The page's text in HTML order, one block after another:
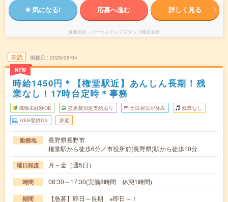
気になる! 応募へ進む 詳しく見る
派遣会社 パーソルテンプスタッフ株式会社
未読
NEW
掲載日 2026/08/04
時給1450円＊【権堂駅近】あんしん長期！残
業なし！17時台定時＊事務
職種未経験OK 交通費別途支給あり 土日祝日が休み 残業なし
WEB登録OK 派遣
勤務地
長野県長野市
権堂駅から徒歩6分／市役所前(長野県)駅から徒歩10分
曜日頻度 月～金（週5日）
時間 08:30～17:30(実働8時間 休憩1時間)
期間 【急募】即日～長期 ※即日～！